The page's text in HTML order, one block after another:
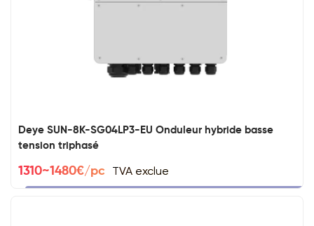
Deye SUN-8K-SG04LP3-EU Onduleur hybride basse
tension triphasé
1310~1480€/pc TVA exclue